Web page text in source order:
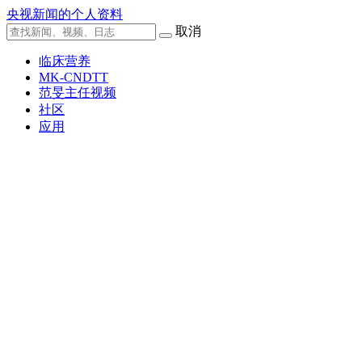
央视新闻的个人资料
取消
临床营养
MK-CNDTT
范旻主任视频
社区
应用